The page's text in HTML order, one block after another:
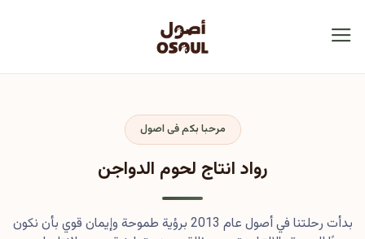
مرحبا بكم فى اصول
رواد انتاج لحوم الدواجن
بدأت رحلتنا في أصول عام 2013 برؤية طموحة وإيمان قوي بأن نكون